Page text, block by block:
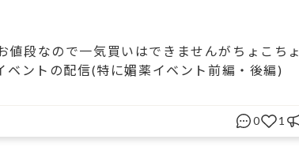
段なので一気買いはできませんがちょこちょ
ントの配信(特に媚薬イベント前編・後編)
0 1